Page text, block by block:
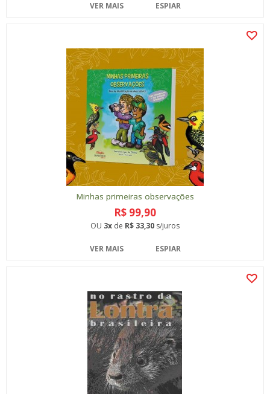
VER MAIS ESPIAR
Minhas primeiras observações
R$ 99,90
OU 3x de R$ 33,30 s/juros
VER MAIS ESPIAR